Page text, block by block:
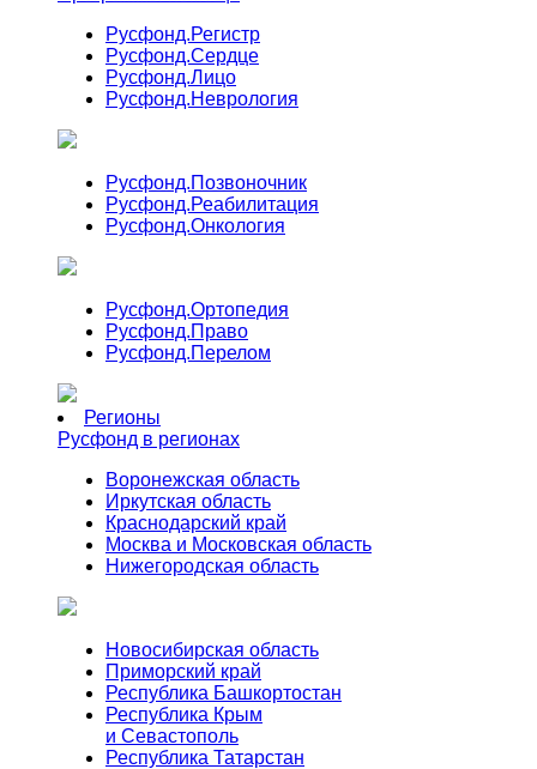
Русфонд.Регистр
Русфонд.Сердце
Русфонд.Лицо
Русфонд.Неврология
Русфонд.Позвоночник
Русфонд.Реабилитация
Русфонд.Онкология
Русфонд.Ортопедия
Русфонд.Право
Русфонд.Перелом
Регионы
Русфонд в регионах
Воронежская область
Иркутская область
Краснодарский край
Москва и Московская область
Нижегородская область
Новосибирская область
Приморский край
Республика Башкортостан
Республика Крым
и Севастополь
Республика Татарстан